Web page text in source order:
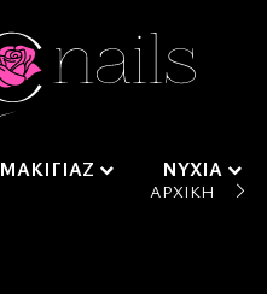
ΜΑΚΙΓΙΑΖ ΝΥΧΙΑ
ΑΡΧΙΚΉ